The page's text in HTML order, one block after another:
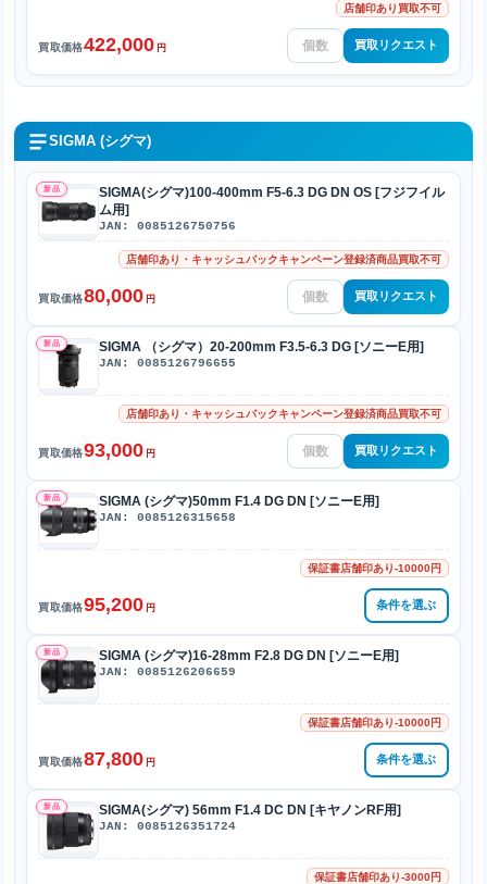
店舗印あり買取不可
買取価格422,000 円 買取リクエスト
SIGMA (シグマ)
新品
SIGMA(シグマ)100-400mm F5-6.3 DG DN OS [フジフイル
ム用]
JAN: 0085126750756
店舗印あり・キャッシュバックキャンペーン登録済商品買取不可
買取価格80,000 円 買取リクエスト
新品 SIGMA （シグマ）20-200mm F3.5-6.3 DG [ソニーE用]
JAN: 0085126796655
店舗印あり・キャッシュバックキャンペーン登録済商品買取不可
買取価格93,000 円 買取リクエスト
新品 SIGMA (シグマ)50mm F1.4 DG DN [ソニーE用]
JAN: 0085126315658
保証書店舗印あり-10000円
買取価格95,200 円 条件を選ぶ
新品 SIGMA (シグマ)16-28mm F2.8 DG DN [ソニーE用]
JAN: 0085126206659
保証書店舗印あり-10000円
買取価格87,800 円 条件を選ぶ
新品 SIGMA(シグマ) 56mm F1.4 DC DN [キヤノンRF用]
JAN: 0085126351724
保証書店舗印あり-3000円